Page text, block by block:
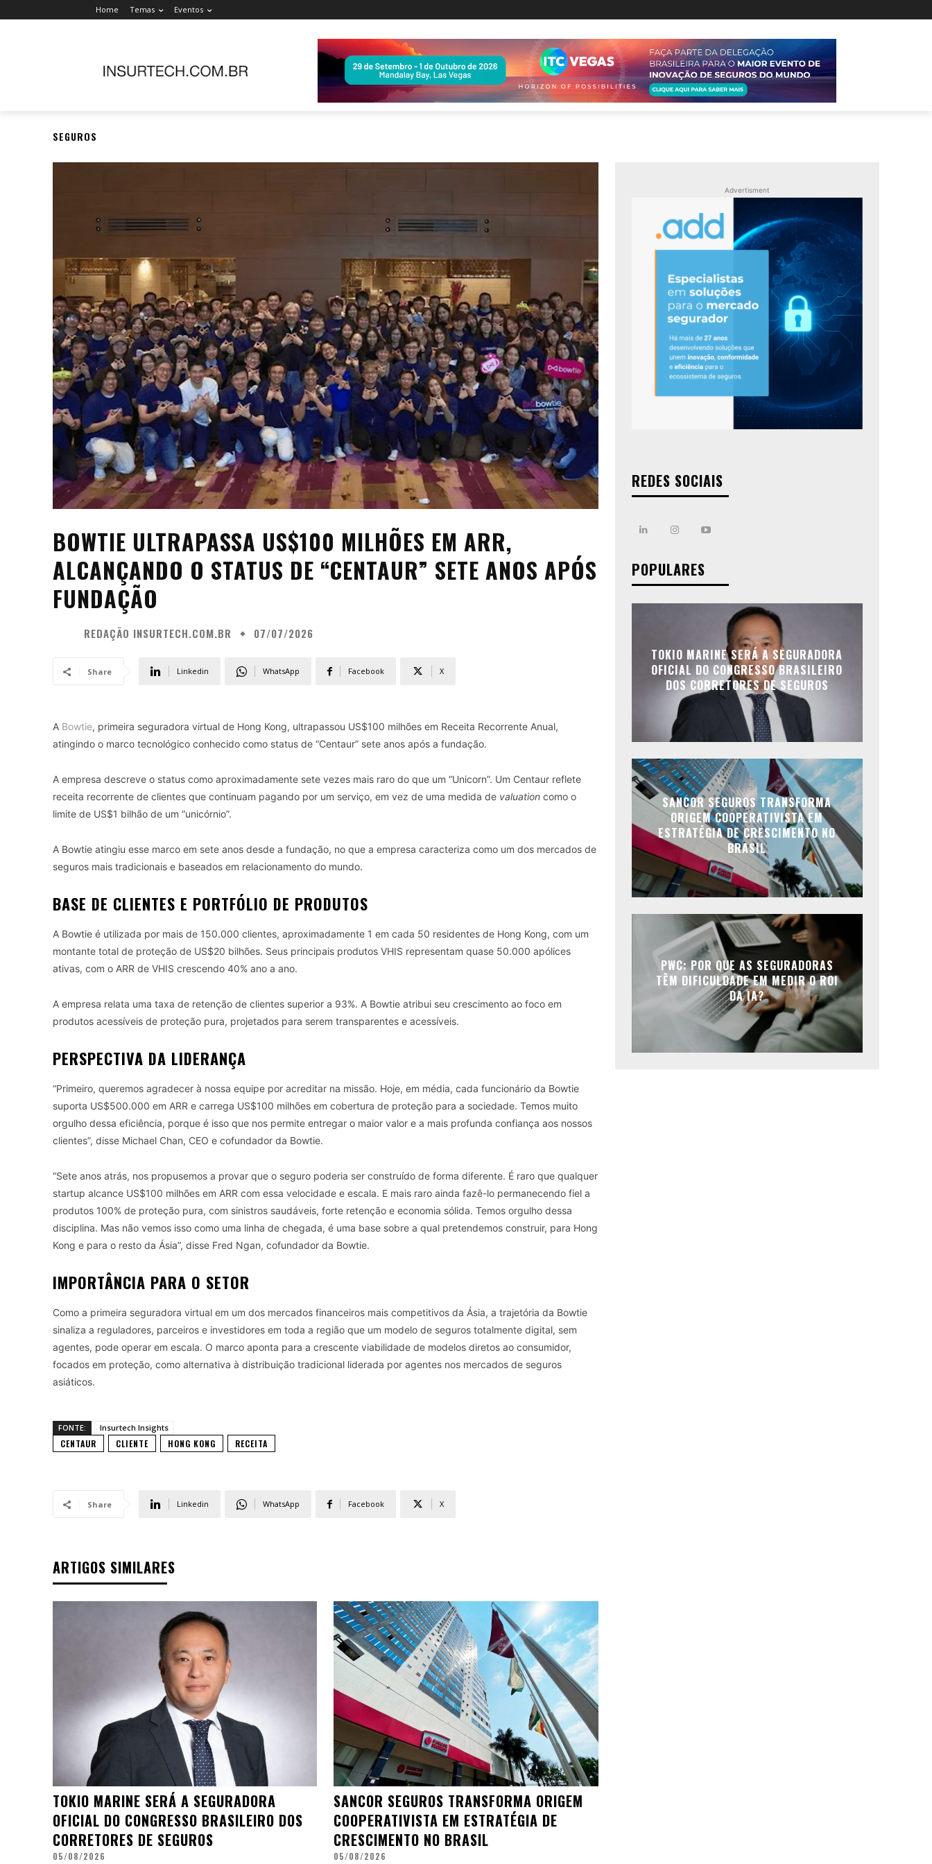
Home Temas Eventos
SEGUROS
BOWTIE ULTRAPASSA US$100 MILHÕES EM ARR,
ALCANÇANDO O STATUS DE “CENTAUR” SETE ANOS APÓS
FUNDAÇÃO
REDAÇÃO INSURTECH.COM.BR 07/07/2026
Share Linkedin WhatsApp Facebook X
A Bowtie, primeira seguradora virtual de Hong Kong, ultrapassou US$100 milhões em Receita Recorrente Anual,
atingindo o marco tecnológico conhecido como status de “Centaur” sete anos após a fundação.
A empresa descreve o status como aproximadamente sete vezes mais raro do que um “Unicorn”. Um Centaur reflete
receita recorrente de clientes que continuam pagando por um serviço, em vez de uma medida de valuation como o
limite de US$1 bilhão de um “unicórnio”.
A Bowtie atingiu esse marco em sete anos desde a fundação, no que a empresa caracteriza como um dos mercados de
seguros mais tradicionais e baseados em relacionamento do mundo.
BASE DE CLIENTES E PORTFÓLIO DE PRODUTOS
A Bowtie é utilizada por mais de 150.000 clientes, aproximadamente 1 em cada 50 residentes de Hong Kong, com um
montante total de proteção de US$20 bilhões. Seus principais produtos VHIS representam quase 50.000 apólices
ativas, com o ARR de VHIS crescendo 40% ano a ano.
A empresa relata uma taxa de retenção de clientes superior a 93%. A Bowtie atribui seu crescimento ao foco em
produtos acessíveis de proteção pura, projetados para serem transparentes e acessíveis.
PERSPECTIVA DA LIDERANÇA
“Primeiro, queremos agradecer à nossa equipe por acreditar na missão. Hoje, em média, cada funcionário da Bowtie
suporta US$500.000 em ARR e carrega US$100 milhões em cobertura de proteção para a sociedade. Temos muito
orgulho dessa eficiência, porque é isso que nos permite entregar o maior valor e a mais profunda confiança aos nossos
clientes”, disse Michael Chan, CEO e cofundador da Bowtie.
“Sete anos atrás, nos propusemos a provar que o seguro poderia ser construído de forma diferente. É raro que qualquer
startup alcance US$100 milhões em ARR com essa velocidade e escala. E mais raro ainda fazê-lo permanecendo fiel a
produtos 100% de proteção pura, com sinistros saudáveis, forte retenção e economia sólida. Temos orgulho dessa
disciplina. Mas não vemos isso como uma linha de chegada, é uma base sobre a qual pretendemos construir, para Hong
Kong e para o resto da Ásia”, disse Fred Ngan, cofundador da Bowtie.
IMPORTÂNCIA PARA O SETOR
Como a primeira seguradora virtual em um dos mercados financeiros mais competitivos da Ásia, a trajetória da Bowtie
sinaliza a reguladores, parceiros e investidores em toda a região que um modelo de seguros totalmente digital, sem
agentes, pode operar em escala. O marco aponta para a crescente viabilidade de modelos diretos ao consumidor,
focados em proteção, como alternativa à distribuição tradicional liderada por agentes nos mercados de seguros
asiáticos.
FONTE: Insurtech Insights
CENTAUR CLIENTE HONG KONG RECEITA
Share Linkedin WhatsApp Facebook X
ARTIGOS SIMILARES
TOKIO MARINE SERÁ A SEGURADORA
OFICIAL DO CONGRESSO BRASILEIRO DOS
CORRETORES DE SEGUROS
05/08/2026
SANCOR SEGUROS TRANSFORMA ORIGEM
COOPERATIVISTA EM ESTRATÉGIA DE
CRESCIMENTO NO BRASIL
05/08/2026
Advertisment
REDES SOCIAIS
POPULARES
TOKIO MARINE SERÁ A SEGURADORA
OFICIAL DO CONGRESSO BRASILEIRO
DOS CORRETORES DE SEGUROS
SANCOR SEGUROS TRANSFORMA
ORIGEM COOPERATIVISTA EM
ESTRATÉGIA DE CRESCIMENTO NO
BRASIL
PWC: POR QUE AS SEGURADORAS
TÊM DIFICULDADE EM MEDIR O ROI
DA IA?